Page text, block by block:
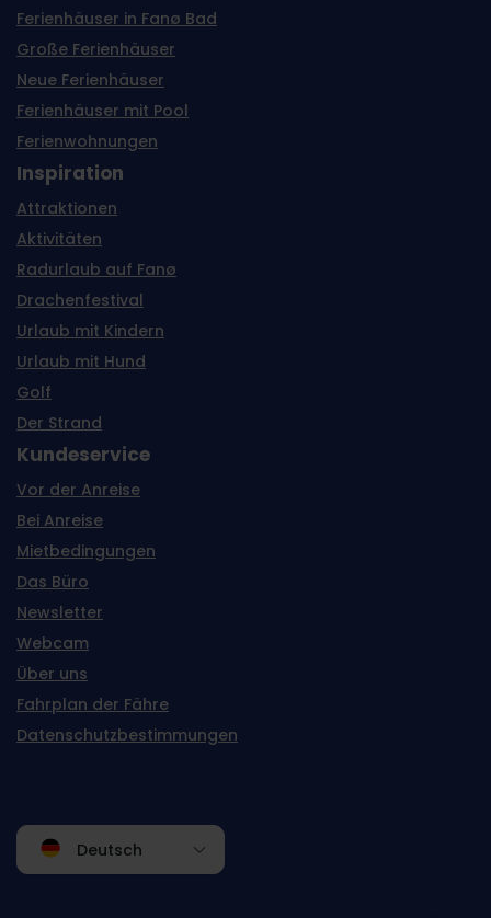
Ferienhäuser in Fanø Bad
Große Ferienhäuser
Neue Ferienhäuser
Ferienhäuser mit Pool
Ferienwohnungen
Inspiration
Attraktionen
Aktivitäten
Radurlaub auf Fanø
Drachenfestival
Urlaub mit Kindern
Urlaub mit Hund
Golf
Der Strand
Kundeservice
Vor der Anreise
Bei Anreise
Mietbedingungen
Das Büro
Newsletter
Webcam
Über uns
Fahrplan der Fähre
Datenschutzbestimmungen
Deutsch